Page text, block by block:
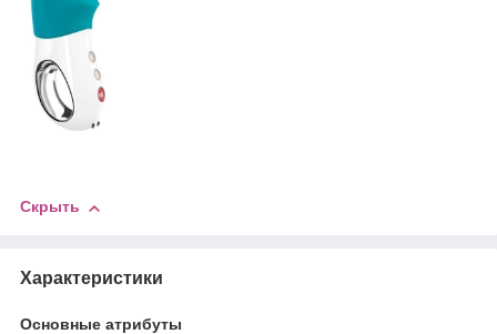
Скрыть
Характеристики
Основные атрибуты